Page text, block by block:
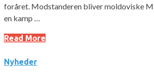
foråret. Modstanderen bliver moldoviske
en kamp …
Read More
Nyheder